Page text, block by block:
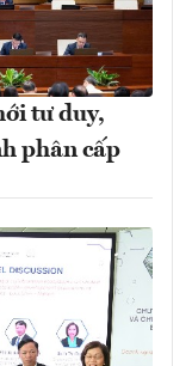
tư duy,
phân cấp